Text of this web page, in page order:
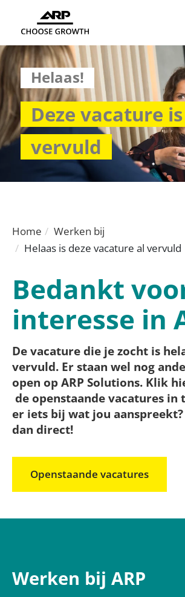
Helaas!
Deze vacature
vervuld
Home
Werken bij
Helaas is deze vacature al vervuld
Bedankt
interesse in
De vacature die je zocht is
vervuld. Er staan wel nog
open op ARP Solutions. Klik
de openstaande vacatures in
er iets bij wat jou
dan direct!
Openstaande vacatures
Werken bij ARP